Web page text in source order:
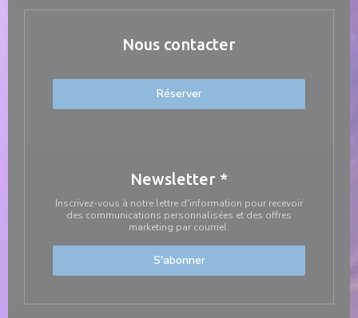
Nous contacter
Réserver
Newsletter *
Inscrivez-vous à notre lettre d'information pour recevoir
des communications personnalisées et des offres
marketing par courriel.
S'abonner